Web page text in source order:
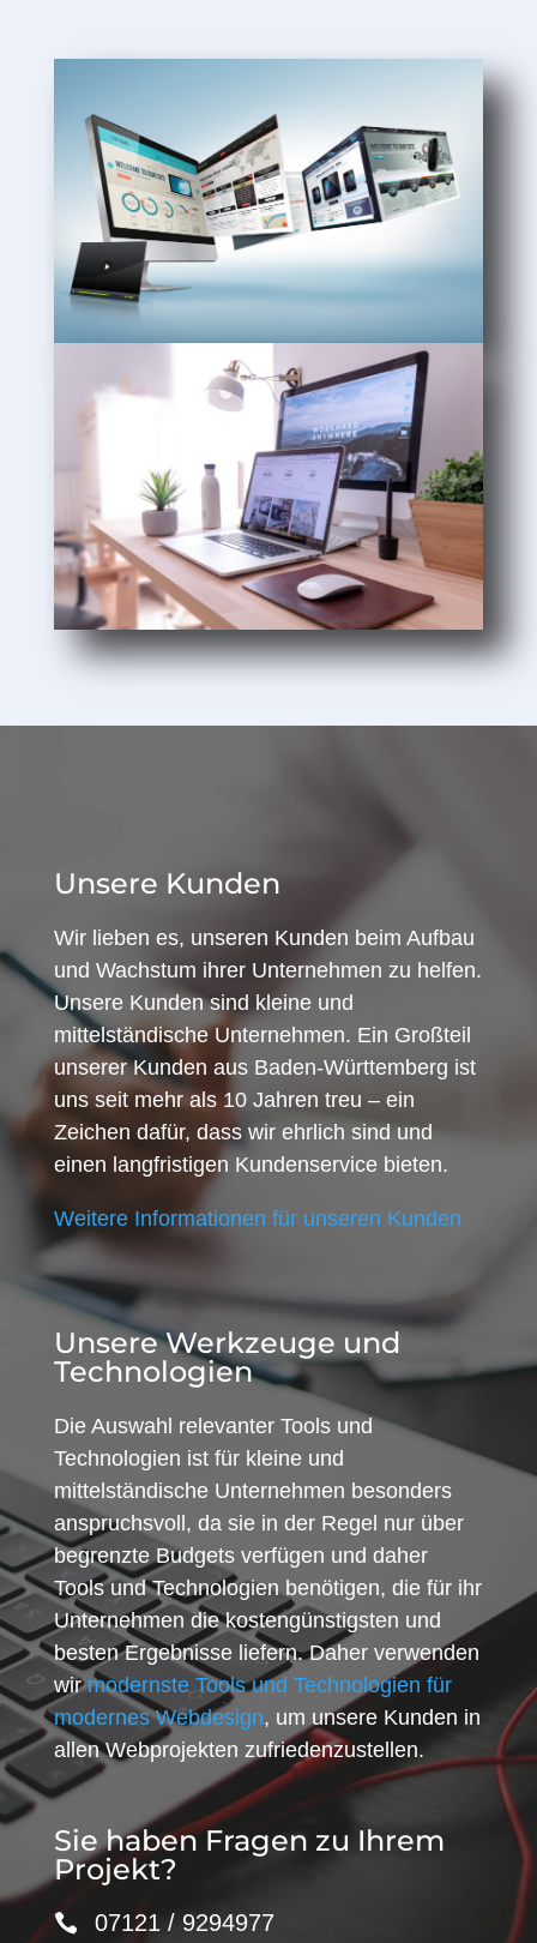
Unsere Kunden
Wir lieben es, unseren Kunden beim Aufbau
und Wachstum ihrer Unternehmen zu helfen.
Unsere Kunden sind kleine und
mittelständische Unternehmen. Ein Großteil
unserer Kunden aus Baden-Württemberg ist
uns seit mehr als 10 Jahren treu – ein
Zeichen dafür, dass wir ehrlich sind und
einen langfristigen Kundenservice bieten.
Weitere Informationen für unseren Kunden
Unsere Werkzeuge und
Technologien
Die Auswahl relevanter Tools und
Technologien ist für kleine und
mittelständische Unternehmen besonders
anspruchsvoll, da sie in der Regel nur über
begrenzte Budgets verfügen und daher
Tools und Technologien benötigen, die für ihr
Unternehmen die kostengünstigsten und
besten Ergebnisse liefern. Daher verwenden
wirmodernste Tools und Technologien für
modernes Webdesign, um unsere Kunden in
allen Webprojekten zufriedenzustellen.
Sie haben Fragen zu Ihrem
Projekt?
07121 / 9294977